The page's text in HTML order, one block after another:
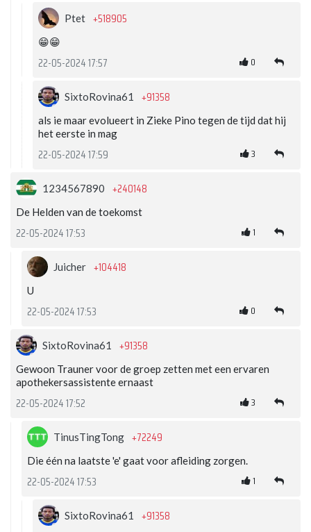
Ptet +518905
😁😁
22-05-2024 17:57 0
SixtoRovina61 +91358
als ie maar evolueert in Zieke Pino tegen de tijd dat hij
het eerste in mag
22-05-2024 17:59 3
1234567890 +240148
De Helden van de toekomst
22-05-2024 17:53 1
Juicher +104418
U
22-05-2024 17:53 0
SixtoRovina61 +91358
Gewoon Trauner voor de groep zetten met een ervaren
apothekersassistente ernaast
22-05-2024 17:52 3
TinusTingTong +72249
Die één na laatste 'e' gaat voor afleiding zorgen.
22-05-2024 17:53 1
SixtoRovina61 +91358